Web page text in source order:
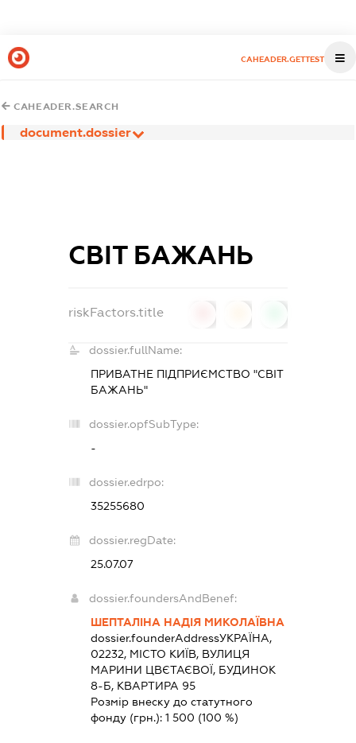
CAHEADER.GETTEST
CAHEADER.SEARCH
document.dossier
СВІТ БАЖАНЬ
riskFactors.title
dossier.fullName:
ПРИВАТНЕ ПІДПРИЄМСТВО "СВІТ
БАЖАНЬ"
dossier.opfSubType:
-
dossier.edrpo:
35255680
dossier.regDate:
25.07.07
dossier.foundersAndBenef:
ШЕПТАЛІНА НАДІЯ МИКОЛАЇВНА
dossier.founderAddressУКРАЇНА,
02232, МІСТО КИЇВ, ВУЛИЦЯ
МАРИНИ ЦВЄТАЄВОЇ, БУДИНОК
8-Б, КВАРТИРА 95
Розмір внеску до статутного
фонду (грн.): 1 500 (100 %)